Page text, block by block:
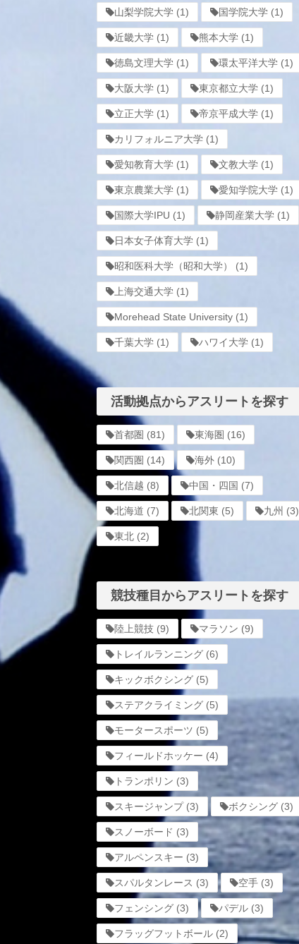
山梨学院大学 (1) 国学院大学 (1)
近畿大学 (1) 熊本大学 (1)
徳島文理大学 (1) 環太平洋大学 (1)
大阪大学 (1) 東京都立大学 (1)
立正大学 (1) 帝京平成大学 (1)
カリフォルニア大学 (1)
愛知教育大学 (1) 文教大学 (1)
東京農業大学 (1) 愛知学院大学 (1)
国際大学IPU (1) 静岡産業大学 (1)
日本女子体育大学 (1)
昭和医科大学（昭和大学） (1)
上海交通大学 (1)
Morehead State University (1)
千葉大学 (1) ハワイ大学 (1)
活動拠点からアスリートを探す
首都圏 (81) 東海圏 (16)
関西圏 (14) 海外 (10)
北信越 (8) 中国・四国 (7)
北海道 (7) 北関東 (5) 九州 (3)
東北 (2)
競技種目からアスリートを探す
陸上競技 (9) マラソン (9)
トレイルランニング (6)
キックボクシング (5)
ステアクライミング (5)
モータースポーツ (5)
フィールドホッケー (4)
トランポリン (3)
スキージャンプ(3) ボクシング (3)
スノーボード (3)
アルペンスキー (3)
スパルタンレース (3) 空手 (3)
フェンシング (3) パデル (3)
フラッグフットボール (2)